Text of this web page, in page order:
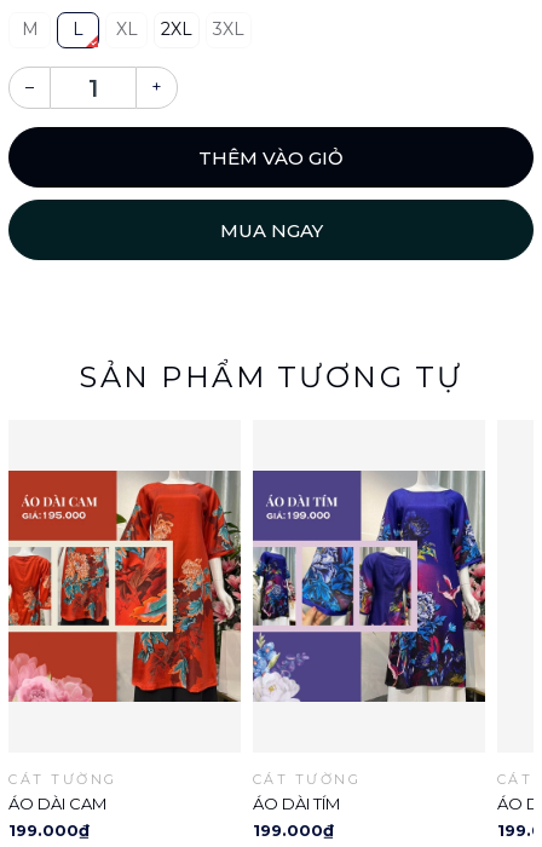
M
L XL 2XL 3XL
– +
THÊM VÀO GIỎ
MUA NGAY
SẢN PHẨM TƯƠNG TỰ
CÁT TƯỜNG
ÁO DÀI CAM
199.000₫
CÁT TƯỜNG
ÁO DÀI TÍM
199.000₫
CÁT
ÁO